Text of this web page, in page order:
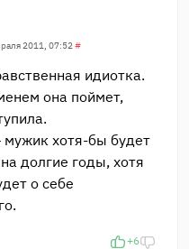
2011, 07:52 #
идиотка.
она поймет,
хотя-бы будет
долгие годы, хотя
о себе
+6